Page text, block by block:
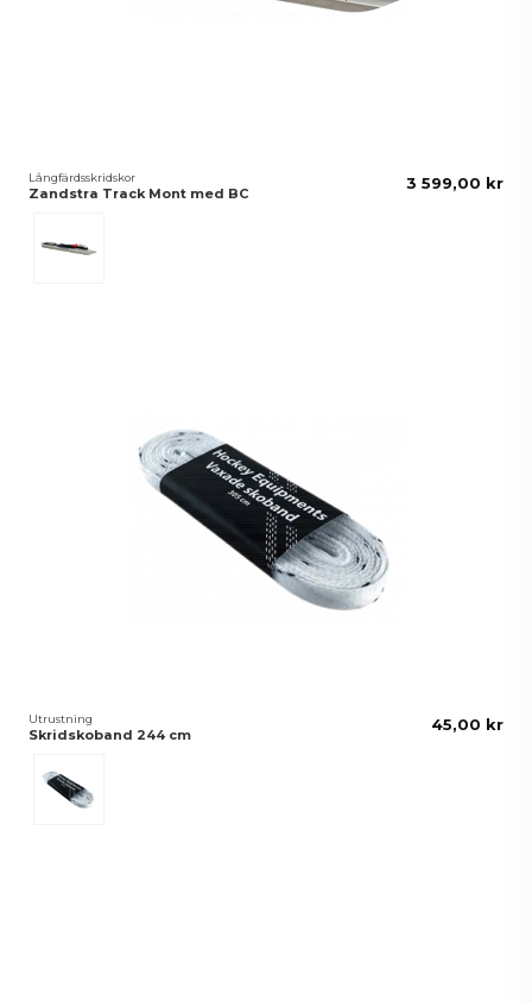
Långfärdsskridskor
Zandstra Track Mont med BC
3 599,00 kr
Utrustning
Skridskoband 244 cm
45,00 kr